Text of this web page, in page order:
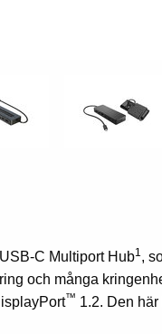
C Multiport Hub1 ,
och många
™ 1.2. Den